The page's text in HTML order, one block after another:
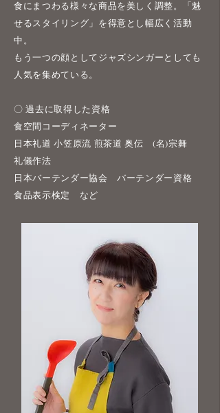
食にまつわる様々な商品を美しく調整。「魅
せるスタイリング」を得意とし幅広く活動
中。
もう一つの顔としてジャズシンガーとしても
人気を集めている。
〇 過去に取得した資格
食空間コーディネーター
日本礼道 小笠原流 煎茶道 奥伝 (名)宗舞
礼儀作法
日本バーテンダー協会 バーテンダー資格
食品表示検定 など